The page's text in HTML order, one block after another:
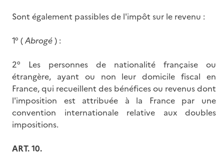
Sont également passibles de l'impôt sur le revenu :
1° (Abrogé) :
2° Les personnes de nationalité française ou
étrangère, ayant ou non leur domicile fiscal en
France, qui recueillent des bénéfices ou revenus dont
l'imposition est attribuée à la France par une
convention internationale relative aux doubles
impositions.
ART. 10.